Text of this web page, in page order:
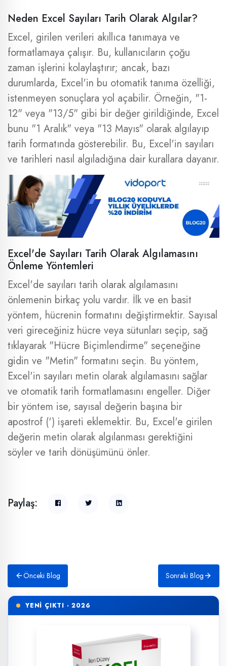
Neden Excel Sayıları Tarih Olarak Algılar?
Excel, girilen verileri akıllıca tanımaya ve
formatlamaya çalışır. Bu, kullanıcıların çoğu
zaman işlerini kolaylaştırır; ancak, bazı
durumlarda, Excel'in bu otomatik tanıma özelliği,
istenmeyen sonuçlara yol açabilir. Örneğin, "1-
12" veya "13/5" gibi bir değer girildiğinde, Excel
bunu "1 Aralık" veya "13 Mayıs" olarak algılayıp
tarih formatında gösterebilir. Bu, Excel'in sayıları
ve tarihleri nasıl algıladığına dair kurallara dayanır.
Excel'de Sayıları Tarih Olarak Algılamasını
Önleme Yöntemleri
Excel'de sayıları tarih olarak algılamasını
önlemenin birkaç yolu vardır. İlk ve en basit
yöntem, hücrenin formatını değiştirmektir. Sayısal
veri gireceğiniz hücre veya sütunları seçip, sağ
tıklayarak "Hücre Biçimlendirme" seçeneğine
gidin ve "Metin" formatını seçin. Bu yöntem,
Excel'in sayıları metin olarak algılamasını sağlar
ve otomatik tarih formatlamasını engeller. Diğer
bir yöntem ise, sayısal değerin başına bir
apostrof (') işareti eklemektir. Bu, Excel'e girilen
değerin metin olarak algılanması gerektiğini
söyler ve tarih dönüşümünü önler.
Paylaş:
Önceki Blog Sonraki Blog
YENİ ÇIKTI · 2026